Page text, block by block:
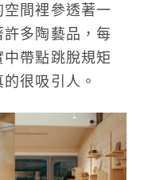
間裡參透著一
多陶藝品，每
帶點跳脫規矩
很吸引人。